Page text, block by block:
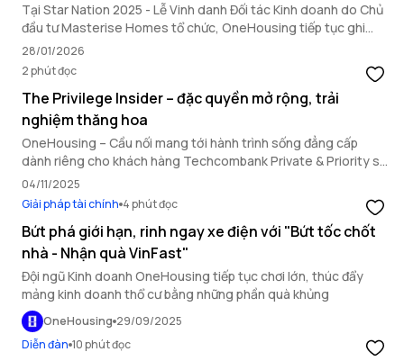
Tại Star Nation 2025 - Lễ Vinh danh Đối tác Kinh doanh do Chủ
đầu tư Masterise Homes tổ chức, OneHousing tiếp tục ghi
dấu ấn nổi bật với loạt thành tích quan trọng, khẳng định năng
lực triển khai toàn diện và vai trò đối tác chiến lược hàng đầu.
28/01/2026
2 phút đọc
The Privilege Insider – đặc quyền mở rộng, trải
nghiệm thăng hoa
OneHousing – Cầu nối mang tới hành trình sống đẳng cấp
dành riêng cho khách hàng Techcombank Private & Priority sở
hữu bất động sản Masterise Homes.
04/11/2025
Giải pháp tài chính 4 phút đọc
Bứt phá giới hạn, rinh ngay xe điện với "Bứt tốc chốt
nhà - Nhận quà VinFast"
Đội ngũ Kinh doanh OneHousing tiếp tục chơi lớn, thúc đẩy
mảng kinh doanh thổ cư bằng những phần quà khủng
OneHousing 29/09/2025
Diễn đàn 10 phút đọc